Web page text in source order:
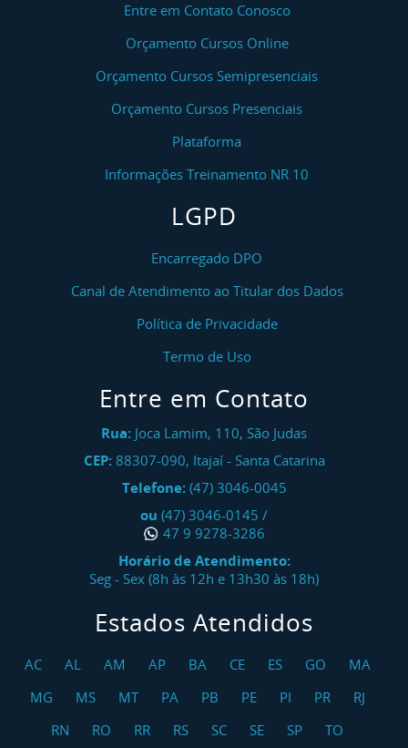
Entre em Contato Conosco
Orçamento Cursos Online
Orçamento Cursos Semipresenciais
Orçamento Cursos Presenciais
Plataforma
Informações Treinamento NR 10
LGPD
Encarregado DPO
Canal de Atendimento ao Titular dos Dados
Política de Privacidade
Termo de Uso
Entre em Contato
Rua: Joca Lamim, 110, São Judas
CEP: 88307-090, Itajaí- Santa Catarina
Telefone: (47) 3046-0045
ou (47) 3046-0145 /
47 9 9278-3286
Horário de Atendimento:
Seg - Sex (8h às 12h e 13h30 às 18h)
Estados Atendidos
AC AL AM AP BA CE ES GO
MA
MG
MS MT PA PB PE PI PR
RJ
RN
RO RR RS SC SE SP TO